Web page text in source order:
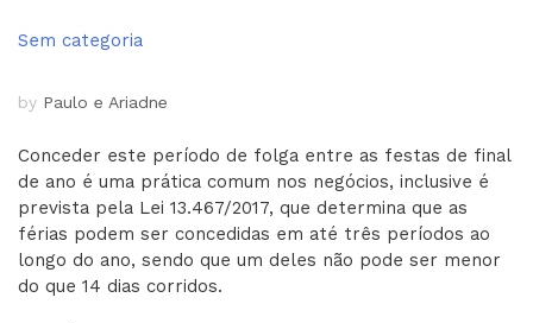
Sem categoria
by Paulo e Ariadne
Conceder este período de folga entre as festas de final
de ano é uma prática comum nos negócios, inclusive é
prevista pela Lei 13.467/2017, que determina que as
férias podem ser concedidas em até três períodos ao
longo do ano, sendo que um deles não pode ser menor
do que 14 dias corridos.